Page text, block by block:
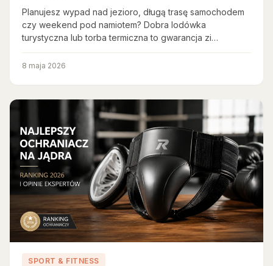
Planujesz wypad nad jezioro, długą trasę samochodem
czy weekend pod namiotem? Dobra lodówka
turystyczna lub torba termiczna to gwarancja zi…
8 maja 2026
SPORT & FITNESS